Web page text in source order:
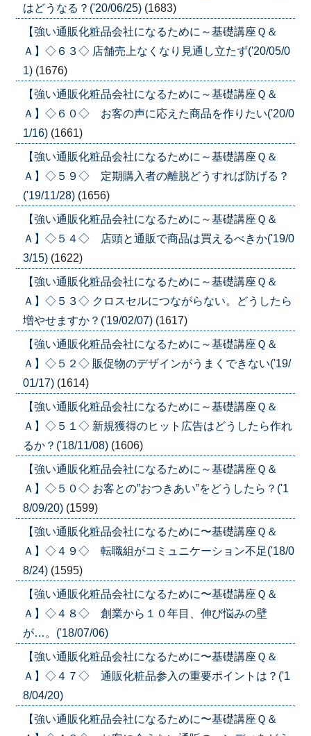
はどうなる？('20/06/25) (1683)
【強い通販化粧品会社になるために～基礎講座Ｑ＆
Ａ】◇６３◇ 店舗売上なくなり見通し立たず('20/05/0
1) (1676)
【強い通販化粧品会社になるために～基礎講座Ｑ＆
Ａ】◇６０◇ お客の声に応えた商品を作りたい('20/0
1/16) (1661)
【強い通販化粧品会社になるために～基礎講座Ｑ＆
Ａ】◇５９◇ 定期購入者の離脱どうすれば防げる？
('19/11/28) (1656)
【強い通販化粧品会社になるために～基礎講座Ｑ＆
Ａ】◇５４◇ 店頭と通販で商品は買えるべきか('19/0
3/15) (1622)
【強い通販化粧品会社になるために～基礎講座Ｑ＆
Ａ】◇５３◇ クロスセルにつながらない。どうしたら
増やせますか？('19/02/07) (1617)
【強い通販化粧品会社になるために～基礎講座Ｑ＆
Ａ】◇５２◇ 販促物のデザインがうまくできない('19/
01/17) (1614)
【強い通販化粧品会社になるために～基礎講座Ｑ＆
Ａ】◇５１◇ 新規獲得のヒット広告はどうしたら作れ
るか？('18/11/08) (1606)
【強い通販化粧品会社になるために～基礎講座Ｑ＆
Ａ】◇５０◇ お客との”おつきあい”をどうしたら？('1
8/09/20) (1599)
【強い通販化粧品会社になるために〜基礎講座Ｑ＆
Ａ】◇４９◇ 転職組がコミュニケーション不足('18/0
8/24) (1595)
【強い通販化粧品会社になるために〜基礎講座Ｑ＆
Ａ】◇４８◇ 創業から１０年目、伸び悩みの壁
が…。('18/07/06)
【強い通販化粧品会社になるために〜基礎講座Ｑ＆
Ａ】◇４７◇ 通販化粧品参入の重要ポイントは？('1
8/04/20)
【強い通販化粧品会社になるために〜基礎講座Ｑ＆